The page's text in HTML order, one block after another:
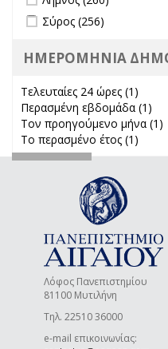
Apply Σύρος filter
Σύρος (256)
ΗΜΕΡΟΜΗΝΙΑ
Τελευταίες 24 ώρες (1)
Περασμένη εβδομάδα (1)
Τον προηγούμενο μήνα (1)
Το περασμένο έτος (1)
Λόφος Πανεπιστημίου
81100 Μυτιλήνη
Τηλ. 22510 36000
e-mail επικοινωνίας: